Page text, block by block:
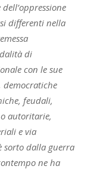
differenti nella
di
con le sue
feudali,
autoritarie,
e via
sorto dalla guerra
ne ha